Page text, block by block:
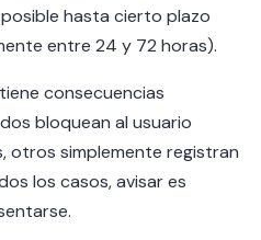
hasta cierto plazo
entre 24 y 72 horas).
tiene consecuencias
bloquean al usuario
otros simplemente registran
los casos, avisar es